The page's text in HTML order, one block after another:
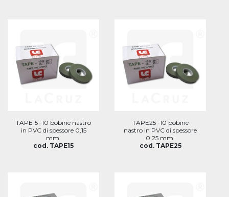
TAPE15 -10 bobine nastro
in PVC di spessore 0,15
mm.
cod. TAPE15
TAPE25 -10 bobine
nastro in PVC di spessore
0,25 mm.
cod. TAPE25